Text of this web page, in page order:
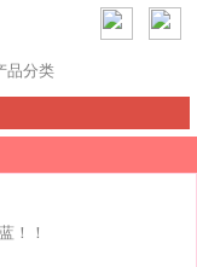
品分类